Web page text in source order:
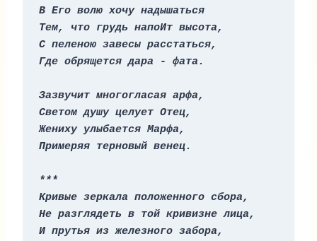
В Его волю хочу надышаться
Тем, что грудь напоИт высота,
С пеленою завесы расстаться,
Где обрящется дара - фата.
Зазвучит многогласая арфа,
Светом душу целует Отец,
Жениху улыбается Марфа,
Примеряя терновый венец.
***
Кривые зеркала положенного сбора,
Не разглядеть в той кривизне лица,
И прутья из железного забора,